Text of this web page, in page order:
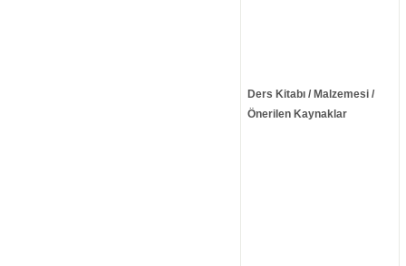
Ders Kitabı / Malzemesi /
Önerilen Kaynaklar